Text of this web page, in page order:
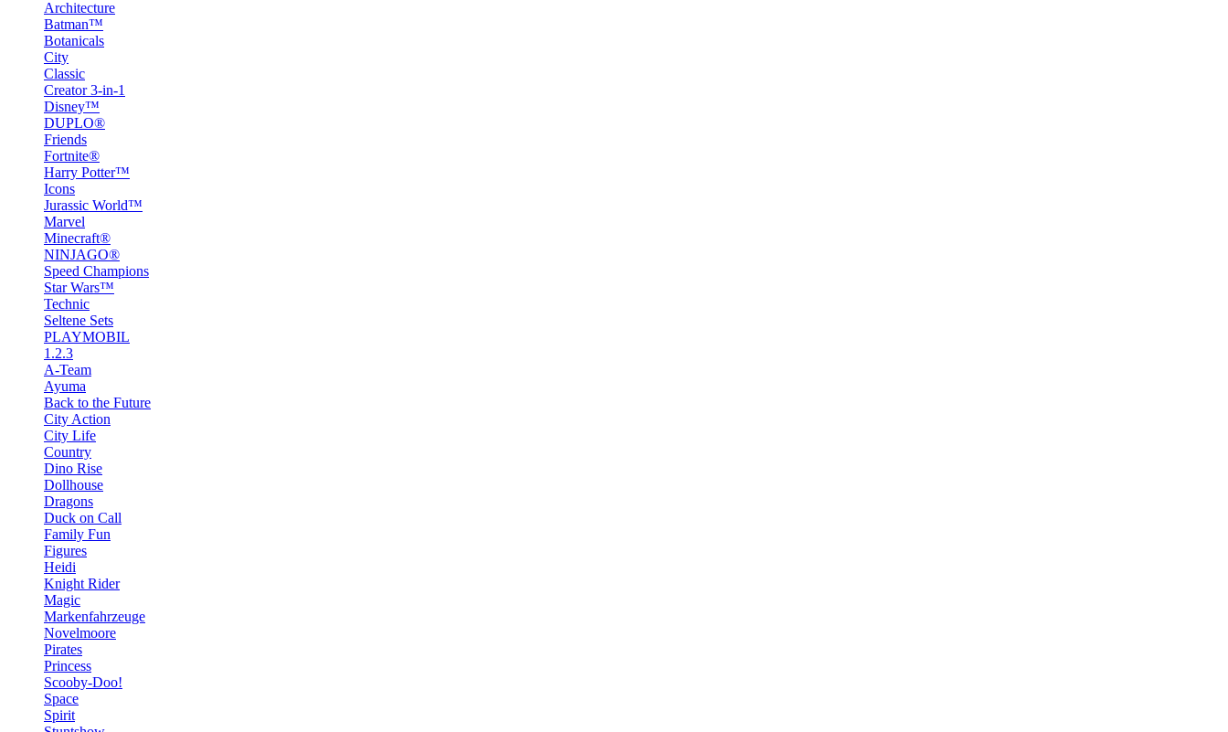
Architecture
Batman™
Botanicals
City
Classic
Creator 3-in-1
Disney™
DUPLO®
Friends
Fortnite®
Harry Potter™
Icons
Jurassic World™
Marvel
Minecraft®
NINJAGO®
Speed Champions
Star Wars™
Technic
Seltene Sets
PLAYMOBIL
1.2.3
A-Team
Ayuma
Back to the Future
City Action
City Life
Country
Dino Rise
Dollhouse
Dragons
Duck on Call
Family Fun
Figures
Heidi
Knight Rider
Magic
Markenfahrzeuge
Novelmoore
Pirates
Princess
Scooby-Doo!
Space
Spirit